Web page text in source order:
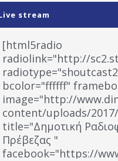
stream
[html5radio
radiolink="http://
bcolor="ffffff"
image="http://
content/uploads/
title="Δημοτική
Πρέβεζας "
facebook="https://